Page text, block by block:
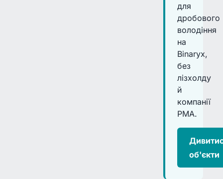
для
дробового
володіння
на
Binaryx,
без
лізхолду
й
компанії
PMA.
об'єкти